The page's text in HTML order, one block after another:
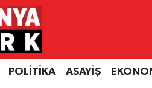
POLİTİKA ASAYİŞ